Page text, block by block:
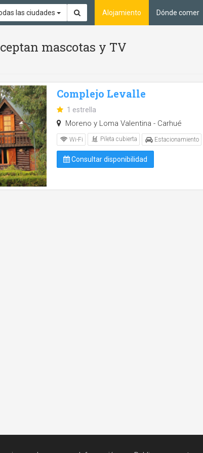
las ciudades Alojamiento Dónde comer
mascotas y TV
Complejo Levalle
1 estrella
Moreno y Loma Valentina - Carhué
Wi-Fi Pileta cubierta Estacionamiento
Consultar disponibilidad